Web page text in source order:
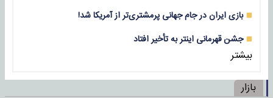
بازی‌ ایران در جام جهانی پرمشتری‌تر از آمریکا شد!
جشن قهرمانی اینتر به تأخیر افتاد
بیشتر
بازار